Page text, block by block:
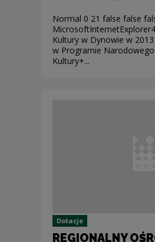
Normal 0 21 false false
Kultury w Dynowie w 2013
w Programie
Kultury+...
Dotacje
REGIONALNY